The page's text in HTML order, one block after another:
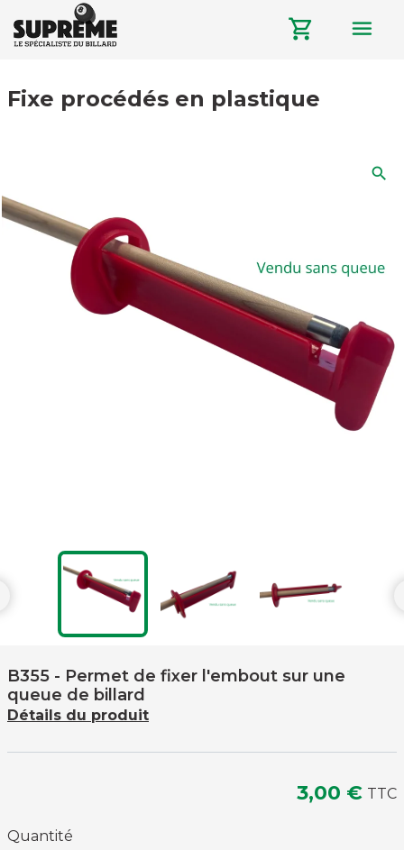
shopping_cart menu
Fixe procédés en plastique
search
B355 - Permet de fixer l'embout sur une
queue de billard
Détails du produit
3,00 € TTC
Quantité